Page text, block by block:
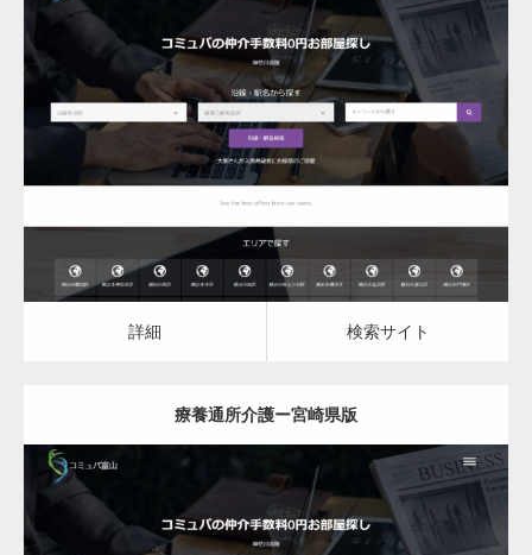
更新日：2023.03.09
検索サイト
詳細 検索サイト
療養通所介護ー宮崎県版
変幻自在、あらゆる業種に対応可能な新しい